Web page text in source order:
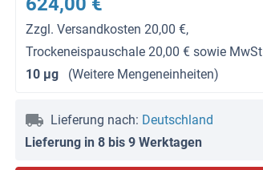
Zzgl. Versandkosten 20,00 €,
Trockeneispauschale 20,00 € sowie MwSt
10 μg
(Weitere Mengeneinheiten)
Lieferung nach: Deutschland
Lieferung in 8 bis 9 Werktagen